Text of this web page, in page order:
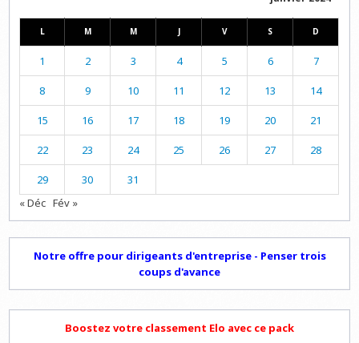
L M M J V S D
1 2 3 4 5 6 7
8 9 10 11 12 13 14
15 16 17 18 19 20 21
22 23 24 25 26 27 28
29 30
31
« Déc Fév »
Notre offre pour dirigeants d'entreprise - Penser trois
coups d'avance
Boostez votre classement Elo avec ce pack